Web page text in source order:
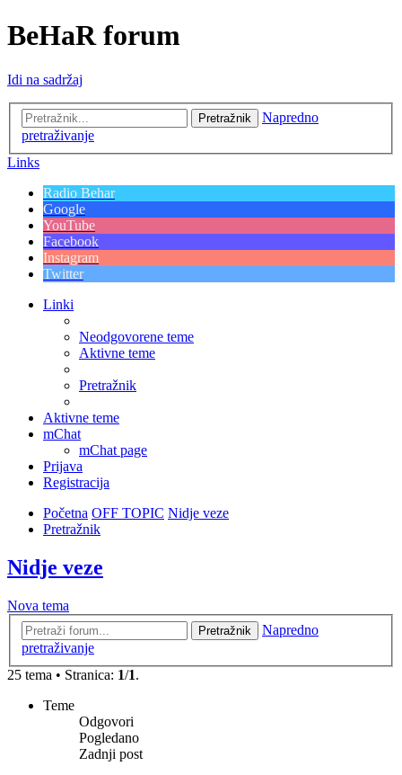
BeHaR forum
Idi na sadržaj
Pretražnik
Napredno
pretraživanje
Links
Radio Behar
Google
YouTube
Facebook
Instagram
Twitter
Linki
Neodgovorene teme
Aktivne teme
Pretražnik
Aktivne teme
mChat
mChat page
Prijava
Registracija
Početna OFF TOPIC Nidje veze
Pretražnik
Nidje veze
Nova tema
Pretražnik
Napredno
pretraživanje
25 tema • Stranica: 1/1.
Teme
Odgovori
Pogledano
Zadnji post